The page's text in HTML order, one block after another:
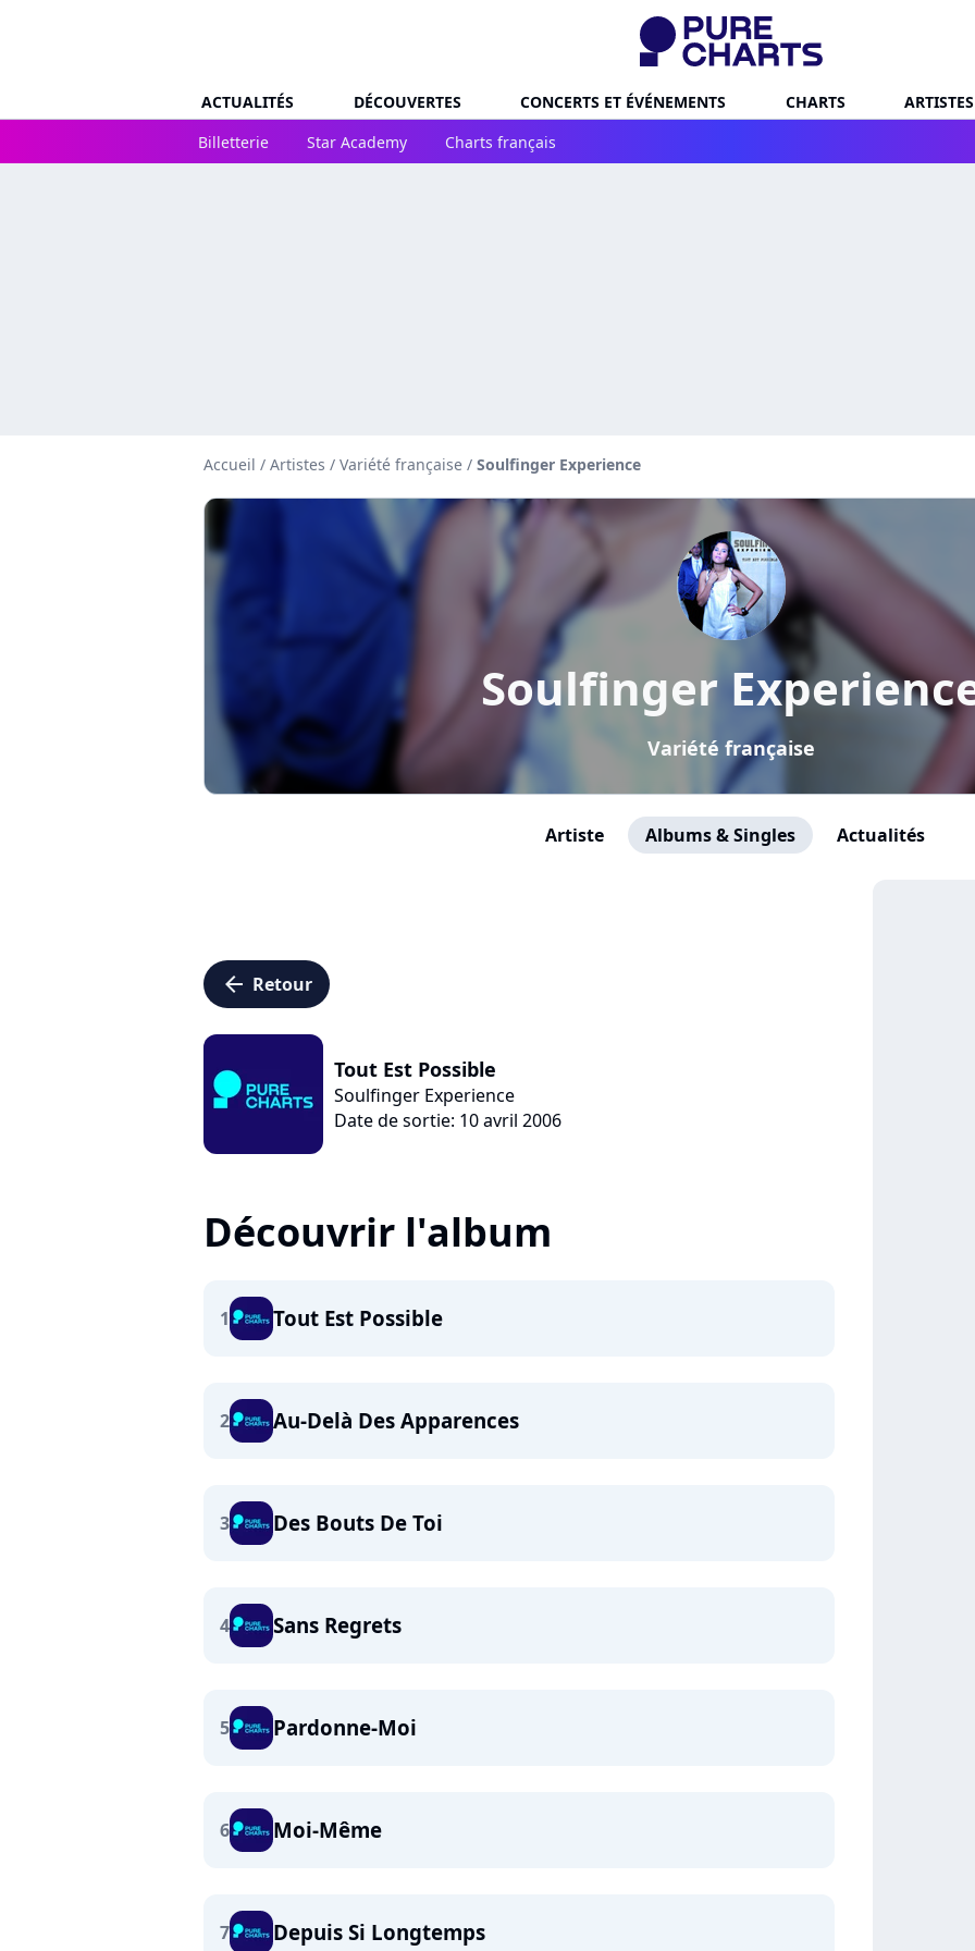
ACTUALITÉS DÉCOUVERTES CONCERTS ET ÉVÉNEMENTS CHARTS
ARTISTES
Billetterie
Star Academy Charts français
Accueil / Artistes / Variété française / Soulfinger Experience
Soulfinger
Variété française
Artiste Albums & Singles Actualités
arrow_left Retour
Tout Est Possible
Soulfinger Experience
Date de sortie: 10 avril 2006
Découvrir l'album
1 Tout Est Possible
2 Au-Delà Des Apparences
3 Des Bouts De Toi
4 Sans Regrets
5 Pardonne-Moi
6 Moi-Même
7 Depuis Si Longtemps